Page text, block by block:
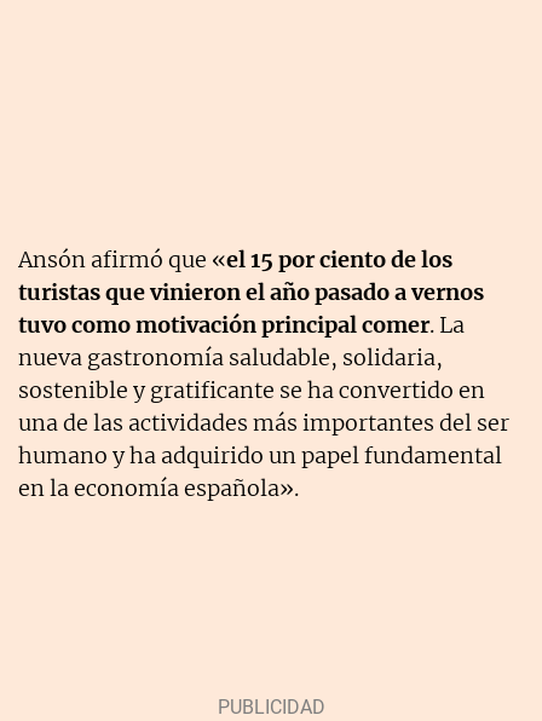
Ansón afirmó que «el 15 por ciento de los
turistas que vinieron el año pasado a vernos
tuvo como motivación principal comer. La
nueva gastronomía saludable, solidaria,
sostenible y gratificante se ha convertido en
una de las actividades más importantes del ser
humano y ha adquirido un papel fundamental
en la economía española».